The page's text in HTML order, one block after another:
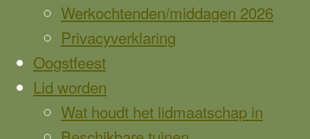
Werkochtenden/middagen 2026
Privacyverklaring
Oogstfeest
Lid worden
Wat houdt het lidmaatschap in